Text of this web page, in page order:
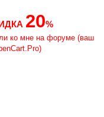
20%
ко мне на форуме (ваш